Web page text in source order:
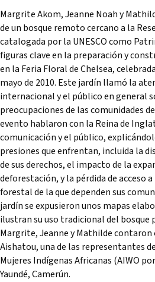
Margrite Akom, Jeanne Noah y
de un bosque remoto cercano a la
catalogada por la UNESCO como
figuras clave en la preparación y
en la Feria Floral de Chelsea,
mayo de 2010. Este jardín llamó la
internacional y el público en general
preocupaciones de las comunidades
evento hablaron con la Reina de
comunicación y el público,
presiones que enfrentan, incluida la
de sus derechos, el impacto de la
deforestación, y la pérdida de acceso
forestal de la que dependen sus
jardín se expusieron unos mapas
ilustran su uso tradicional del bosque
Margrite, Jeanne y Mathilde contaron
Aishatou, una de las representantes
Mujeres Indígenas Africanas (AIWO
Yaundé, Camerún.